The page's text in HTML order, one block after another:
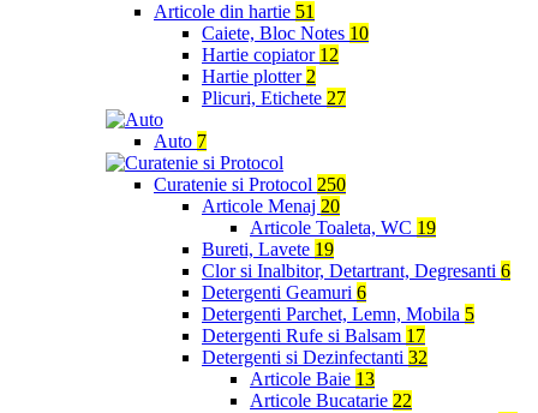
Articole din hartie 51
Caiete, Bloc Notes 10
Hartie copiator 12
Hartie plotter 2
Plicuri, Etichete 27
Auto 7
Curatenie si Protocol 250
Articole Menaj 20
Articole Toaleta, WC 19
Bureti, Lavete 19
Clor si Inalbitor, Detartrant, Degresanti 6
Detergenti Geamuri 6
Detergenti Parchet, Lemn, Mobila 5
Detergenti Rufe si Balsam 17
Detergenti si Dezinfectanti 32
Articole Baie 13
Articole Bucatarie 22